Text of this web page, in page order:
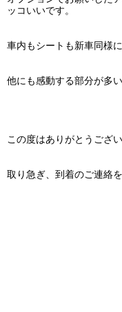
ッコいいです。
車内もシートも新車同様に
他にも感動する部分が多
この度はありがとうござい
取り急ぎ、到着のご連絡